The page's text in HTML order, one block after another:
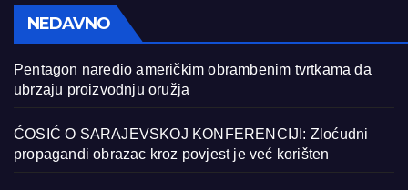
NEDAVNO
Pentagon naredio američkim obrambenim tvrtkama da
ubrzaju proizvodnju oružja
ĆOSIĆ O SARAJEVSKOJ KONFERENCIJI: Zloćudni
propagandi obrazac kroz povjest je već korišten